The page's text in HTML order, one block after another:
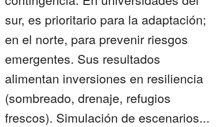
sur, es prioritario para la adaptación;
en el norte, para prevenir riesgos
emergentes. Sus resultados
alimentan inversiones en resiliencia
(sombreado, drenaje, refugios
frescos). Simulación de escenarios...